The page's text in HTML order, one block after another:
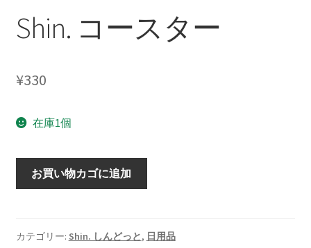
Shin. コースター
¥330
在庫1個
Shin.
タ
お買い物カゴに追加
カテゴリー: Shin. しんどっと, 日用品